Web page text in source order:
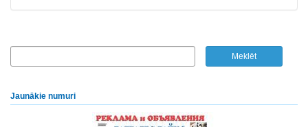
Jaunākie numuri